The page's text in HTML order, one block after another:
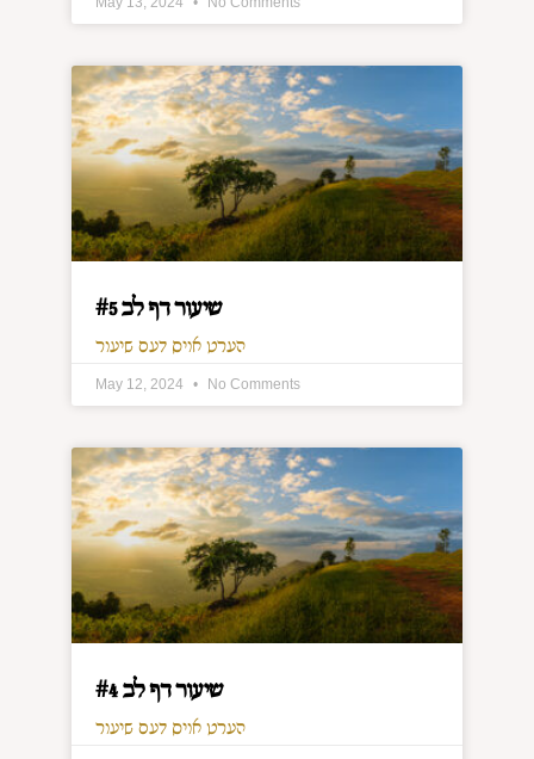
שיעור דף לב #5
הערט אויס דעם שיעור
May 12, 2024 No Comments
שיעור דף לב #4
הערט אויס דעם שיעור